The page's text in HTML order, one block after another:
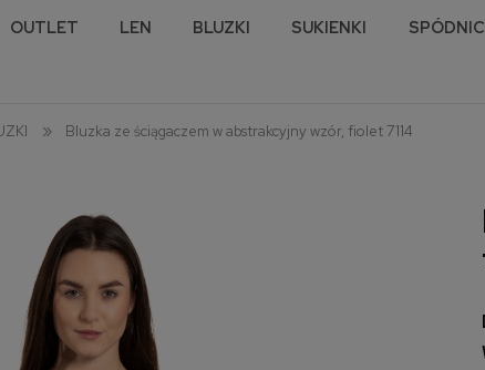
OUTLET LEN BLUZKI SUKIENKI
» Bluzka ze ściągaczem w abstrakcyjny wzór, fiolet 7114